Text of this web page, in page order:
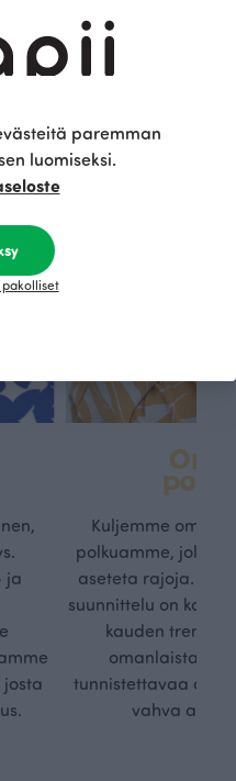
ja
josta
Oma
Kuljemme omaa,
polkuamme, jolla
aseteta rajoja.
suunnittelu on
kauden
omanlaista,
tunnistettavaa
vahva
paremman
luomiseksi.
pakolliset